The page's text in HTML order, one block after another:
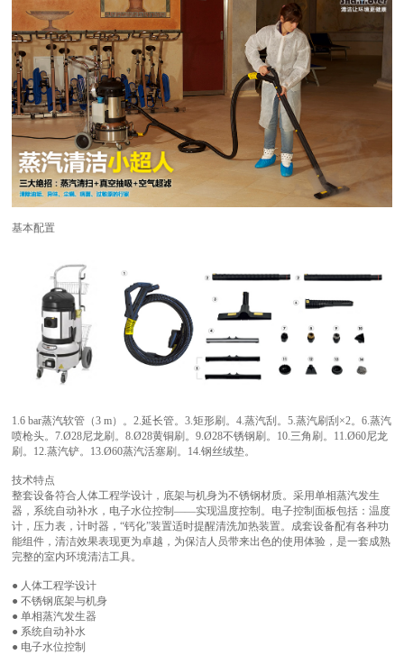
基本配置
1.6 bar蒸汽软管（3 m）。2.延长管。3.矩形刷。4.蒸汽刮。5.蒸汽刷刮×2。6.蒸汽
喷枪头。7.Ø28尼龙刷。8.Ø28黄铜刷。9.Ø28不锈钢刷。10.三角刷。11.Ø60尼龙
刷。12.蒸汽铲。13.Ø60蒸汽活塞刷。14.钢丝绒垫。
技术特点
整套设备符合人体工程学设计，底架与机身为不锈钢材质。采用单相蒸汽发生
器，系统自动补水，电子水位控制——实现温度控制。电子控制面板包括：温度
计，压力表，计时器，“钙化”装置适时提醒清洗加热装置。成套设备配有各种功
能组件，清洁效果表现更为卓越，为保洁人员带来出色的使用体验，是一套成熟
完整的室内环境清洁工具。
● 人体工程学设计
● 不锈钢底架与机身
● 单相蒸汽发生器
● 系统自动补水
● 电子水位控制